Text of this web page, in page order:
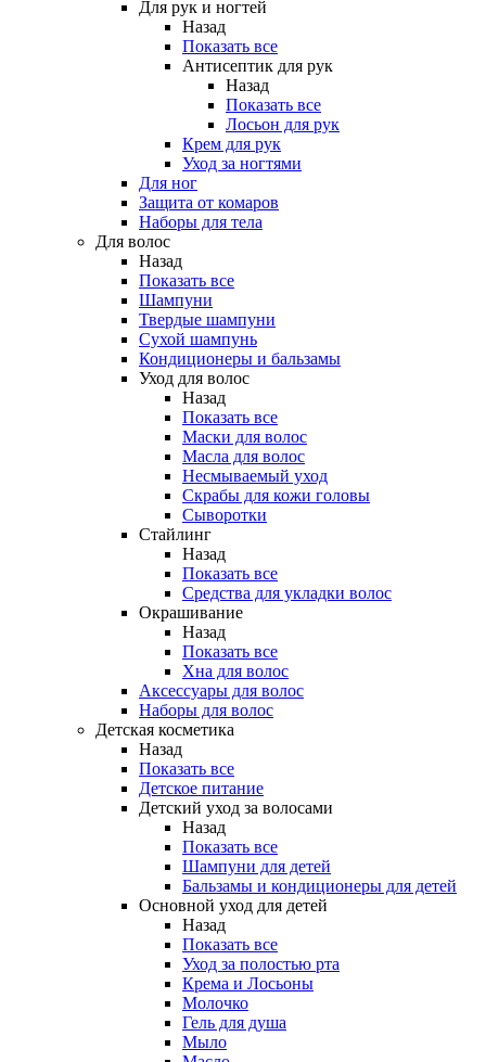
Для рук и ногтей
Назад
Показать все
Антисептик для рук
Назад
Показать все
Лосьон для рук
Крем для рук
Уход за ногтями
Для ног
Защита от комаров
Наборы для тела
Для волос
Назад
Показать все
Шампуни
Твердые шампуни
Сухой шампунь
Кондиционеры и бальзамы
Уход для волос
Назад
Показать все
Маски для волос
Масла для волос
Несмываемый уход
Скрабы для кожи головы
Сыворотки
Стайлинг
Назад
Показать все
Средства для укладки волос
Окрашивание
Назад
Показать все
Хна для волос
Аксессуары для волос
Наборы для волос
Детская косметика
Назад
Показать все
Детское питание
Детский уход за волосами
Назад
Показать все
Шампуни для детей
Бальзамы и кондиционеры для детей
Основной уход для детей
Назад
Показать все
Уход за полостью рта
Крема и Лосьоны
Молочко
Гель для душа
Мыло